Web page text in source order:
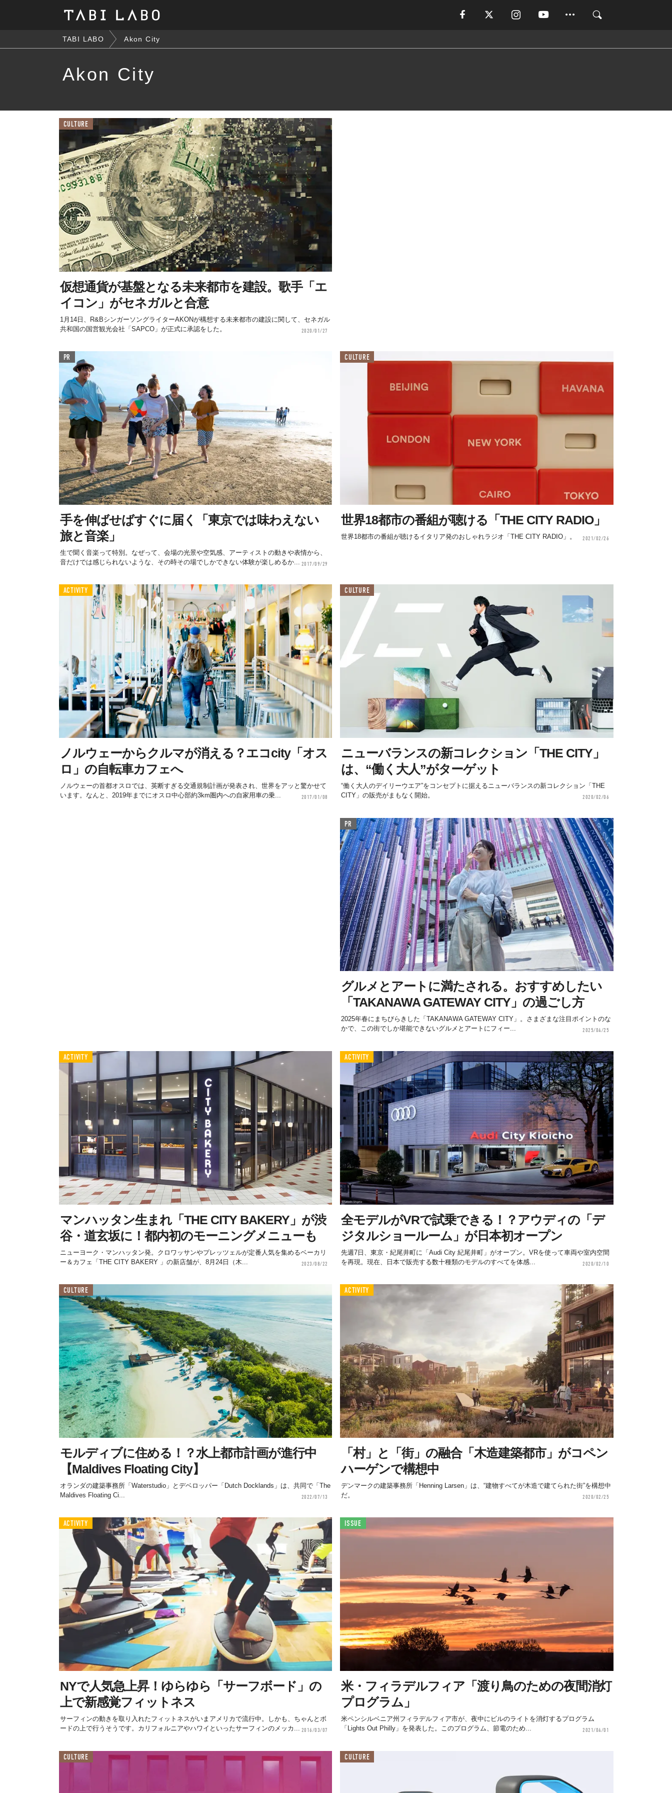
TABI LABO Akon City
Akon City
CULTURE
仮想通貨が基盤となる未来都市を建設。歌手「エ
イコン」がセネガルと合意
1月14日、R&BシンガーソングライターAKONが構想する未来都市の建設に関して、セネガル
共和国の国営観光会社「SAPCO」が正式に承認をした。
2020/01/27
PR
手を伸ばせばすぐに届く「東京では味わえない
旅と音楽」
生で聞く音楽って特別。なぜって、会場の光景や空気感、アーティストの動きや表情から、
音だけでは感じられないような、その時その場でしかできない体験が楽しめるか...
2017/09/29
CULTURE
世界18都市の番組が聴ける「THE CITY RADIO」
世界18都市の番組が聴けるイタリア発のおしゃれラジオ「THE CITY RADIO」。 2021/02/26
ACTIVITY
ノルウェーからクルマが消える？エコcity「オス
ロ」の自転車カフェへ
ノルウェーの首都オスロでは、英断すぎる交通規制計画が発表され、世界をアッと驚かせて
います。なんと、2019年までにオスロ中心部約3km圏内への自家用車の乗...
2017/01/08
CULTURE
ニューバランスの新コレクション「THE CITY」
は、“働く大人”がターゲット
“働く大人のデイリーウエア”をコンセプトに据えるニューバランスの新コレクション「THE
CITY」の販売がまもなく開始。
2020/02/06
PR
グルメとアートに満たされる。おすすめしたい
「TAKANAWA GATEWAY CITY」の過ごし方
2025年春にまちびらきした「TAKANAWA GATEWAY CITY」。さまざまな注目ポイントのな
かで、この街でしか堪能できないグルメとアートにフィー...
2025/04/25
ACTIVITY
マンハッタン生まれ「THE CITY BAKERY」が渋
谷・道玄坂に！都内初のモーニングメニューも
ニューヨーク・マンハッタン発。クロワッサンやプレッツェルが定番人気を集めるベーカリ
ー＆カフェ「THE CITY BAKERY 」の新店舗が、8月24日（木...
2023/08/22
ACTIVITY
全モデルがVRで試乗できる！？アウディの「デ
ジタルショールーム」が日本初オープン
先週7日、東京・紀尾井町に「Audi City 紀尾井町」がオープン。VRを使って車両や室内空間
を再現。現在、日本で販売する数十種類のモデルのすべてを体感...
2020/02/10
CULTURE
モルディブに住める！？水上都市計画が進行中
【Maldives Floating City】
オランダの建築事務所「Waterstudio」とデベロッパー「Dutch Docklands」は、共同で「The
Maldives Floating Ci...
2022/07/13
ACTIVITY
「村」と「街」の融合「木造建築都市」がコペン
ハーゲンで構想中
デンマークの建築事務所「Henning Larsen」は、“建物すべてが木造で建てられた街”を構想中
だ。
2020/02/25
ACTIVITY
NYで人気急上昇！ゆらゆら「サーフボード」の
上で新感覚フィットネス
サーフィンの動きを取り入れたフィットネスがいまアメリカで流行中。しかも、ちゃんとボ
ードの上で行うそうです。カリフォルニアやハワイといったサーフィンのメッカ... 2016/03/07
ISSUE
米・フィラデルフィア「渡り鳥のための夜間消灯
プログラム」
米ペンシルベニア州フィラデルフィア市が、夜中にビルのライトを消灯するプログラム
「Lights Out Philly」を発表した。このプログラム、節電のため...
2021/04/01
CULTURE CULTURE